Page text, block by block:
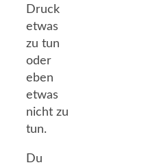
Druck
etwas
zu tun
oder
eben
etwas
nicht zu
tun.
Du